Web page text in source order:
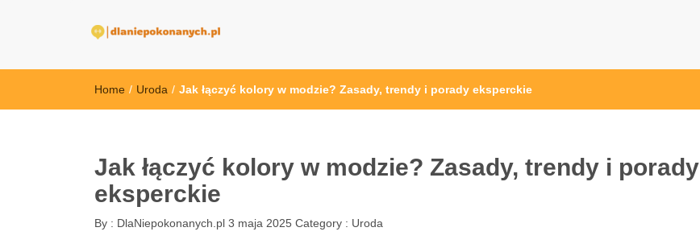
Home / Uroda / Jak łączyć kolory w modzie? Zasady, trendy i porady eksperckie
Jak łączyć kolory w modzie? Zasady, trendy i porady
eksperckie
By : DlaNiepokonanych.pl 3 maja 2025 Category : Uroda